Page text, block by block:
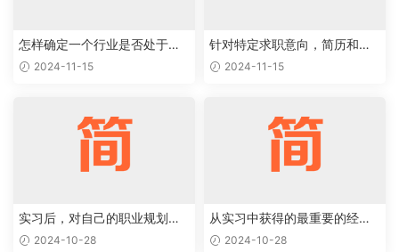
怎样确定一个行业是否处于上
升阶段，值得作为求职目标
2024-11-15
针对特定求职意向，简历和求
职信应该如何优化
2024-11-15
实习后，对自己的职业规划有
了哪些新的认识和调整
2024-10-28
从实习中获得的最重要的经验
和教训是什么
2024-10-28